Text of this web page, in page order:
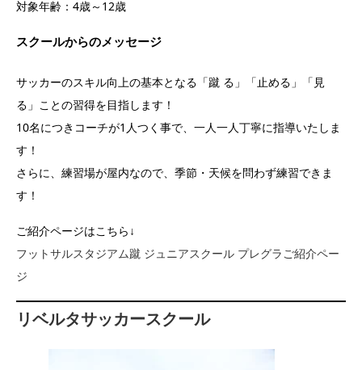
対象年齢：4歳～12歳
スクールからのメッセージ
サッカーのスキル向上の基本となる「蹴 る」「止める」「見
る」ことの習得を目指します！
10名につきコーチが1人つく事で、一人一人丁寧に指導いたしま
す！
さらに、練習場が屋内なので、季節・天候を問わず練習できま
す！
ご紹介ページはこちら↓
フットサルスタジアム蹴 ジュニアスクール プレグラご紹介ペー
ジ
リベルタサッカースクール